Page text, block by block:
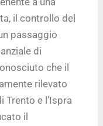
il controllo del
passaggio
di
che il
rilevato
e l’Ispra
il